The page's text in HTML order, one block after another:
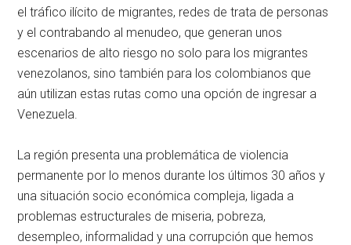
el tráfico ilícito de migrantes, redes de trata de personas
y el contrabando al menudeo, que generan unos
escenarios de alto riesgo no solo para los migrantes
venezolanos, sino también para los colombianos que
aún utilizan estas rutas como una opción de ingresar a
Venezuela.
La región presenta una problemática de violencia
permanente por lo menos durante los últimos 30 años y
una situación socio económica compleja, ligada a
problemas estructurales de miseria, pobreza,
desempleo, informalidad y una corrupción que hemos